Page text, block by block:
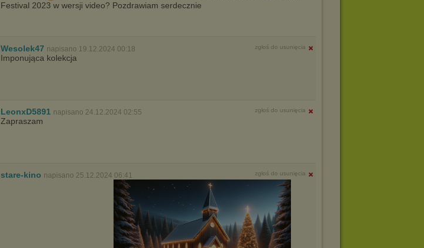
Festival 2023 w wersji video? Pozdrawiam serdecznie
Wesolek47 napisano 19.12.2024 00:18 zgłoś do usunięcia
Imponująca kolekcja
LeonxD5891 napisano 24.12.2024 02:55 zgłoś do usunięcia
Zapraszam
stare-kino napisano 25.12.2024 06:41 zgłoś do usunięcia